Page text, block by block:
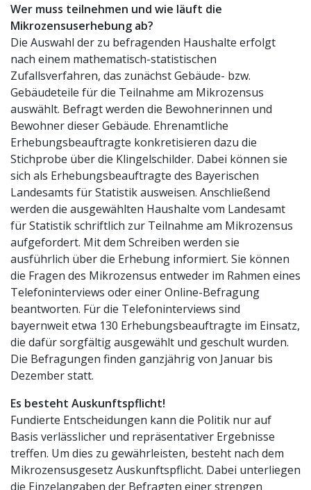
Wer muss teilnehmen und wie läuft die
Mikrozensuserhebung ab?
Die Auswahl der zu befragenden Haushalte erfolgt
nach einem mathematisch-statistischen
Zufallsverfahren, das zunächst Gebäude- bzw.
Gebäudeteile für die Teilnahme am Mikrozensus
auswählt. Befragt werden die Bewohnerinnen und
Bewohner dieser Gebäude. Ehrenamtliche
Erhebungsbeauftragte konkretisieren dazu die
Stichprobe über die Klingelschilder. Dabei können sie
sich als Erhebungsbeauftragte des Bayerischen
Landesamts für Statistik ausweisen. Anschließend
werden die ausgewählten Haushalte vom Landesamt
für Statistik schriftlich zur Teilnahme am Mikrozensus
aufgefordert. Mit dem Schreiben werden sie
ausführlich über die Erhebung informiert. Sie können
die Fragen des Mikrozensus entweder im Rahmen eines
Telefoninterviews oder einer Online-Befragung
beantworten. Für die Telefoninterviews sind
bayernweit etwa 130 Erhebungsbeauftragte im Einsatz,
die dafür sorgfältig ausgewählt und geschult wurden.
Die Befragungen finden ganzjährig von Januar bis
Dezember statt.
Es besteht Auskunftspflicht!
Fundierte Entscheidungen kann die Politik nur auf
Basis verlässlicher und repräsentativer Ergebnisse
treffen. Um dies zu gewährleisten, besteht nach dem
Mikrozensusgesetz Auskunftspflicht. Dabei unterliegen
die Einzelangaben der Befragten einer strengen